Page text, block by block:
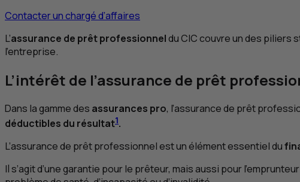
Contacter un chargé d’affaires
L’assurance de prêt professionnelduCICcouvre un des piliers
l’entreprise.
L’intérêt de l’assurance de prêt
Dans la gamme des assurances pro, l’assurance de prêt
déductibles du résultat1.
L’assurance de prêt professionnel est un élément essentiel du
Il s’agit d’une garantie pour le prêteur, mais aussi pour